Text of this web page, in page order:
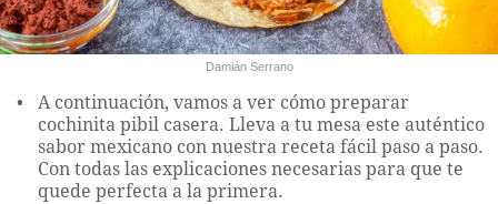
Damián Serrano
A continuación, vamos a ver cómo preparar
cochinita pibil casera. Lleva a tu mesa este auténtico
sabor mexicano con nuestra receta fácil paso a paso.
Con todas las explicaciones necesarias para que te
quede perfecta a la primera.